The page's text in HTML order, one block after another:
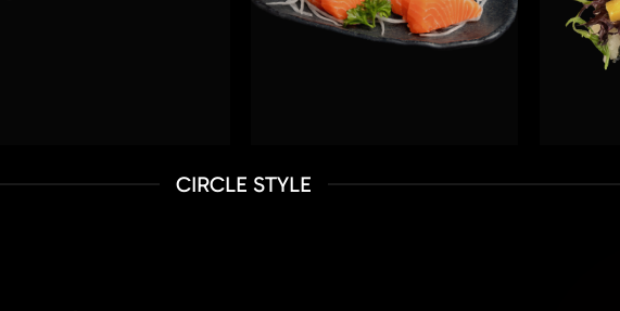
CIRCLE STYLE